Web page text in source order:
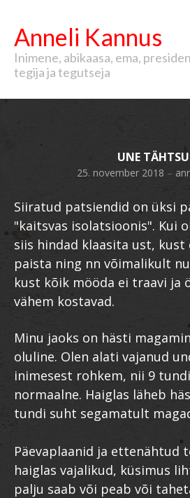
Anneli Kannus
Inimene, abikaasa, ema,
tegija ja tegutseja
UNE
25. november 2018 –
Siiratud patsiendid on üksi
"kaitsvas isolatsioonis". Kui
siis hindad klaasita ust, kust
paista ning nn võimalikult
kust kõik mööda ei traavi ja
vähem kostavad.
Minu jaoks on hästi
oluline. Olen alati vajanud
inimesest rohkem, nii 9
normaalne. Haiglas läheb
tundi suht segamatult
Päevaplaanid ja ettenähtud
haiglas vajalikud, küsimus
palju saab või peab või